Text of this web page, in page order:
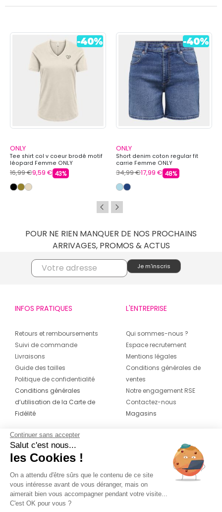
ONLY
Tee shirt col v coeur brodé motif
léopard Femme ONLY
16,99 €9,59 € 43%
ONLY
Short denim coton regular fit
carrie Femme ONLY
34,99 €17,99 € 48%
POUR NE RIEN MANQUER DE NOS PROCHAINS
ARRIVAGES, PROMOS & ACTUS
INFOS PRATIQUES
Retours et remboursements
Suivi de commande
Livraisons
Guide des tailles
Politique de confidentialité
Conditions générales
d’utilisation de la Carte de
Fidélité
L'ENTREPRISE
Qui sommes-nous ?
Espace recrutement
Mentions légales
Conditions générales de
ventes
Notre engagement RSE
Contactez-nous
Magasins
CONTACT
04 42 20 78 42
Du lundi au jeudi de 8h30 à 16h30 & le
vendredi de 8h30 à 15h30
Continuer sans accepter
Salut c'est nous...
les Cookies !
On a attendu d'être sûrs que le contenu de ce site
vous intéresse avant de vous déranger, mais on
aimerait bien vous accompagner pendant votre visite...
C'est OK pour vous ?